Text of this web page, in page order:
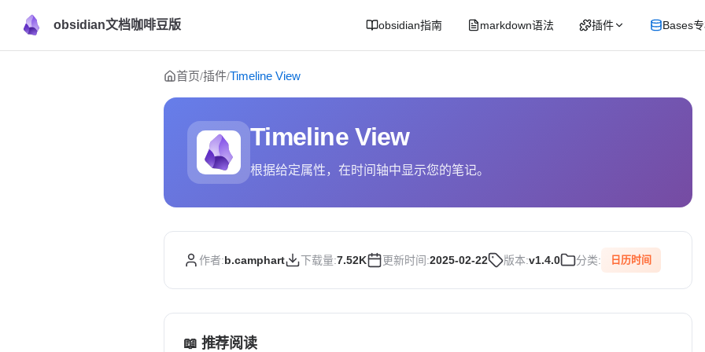
obsidian文档咖啡豆版 obsidian指南 markdown语法 插件 Bases
Skip to content
首页/插件/Timeline View
Timeline View
根据给定属性，在时间轴中显示您的笔记。
作者:b.camphart 下载量:7.52K 更新时间:2025-02-22 版本:v1.4.0 分类: 日历时间
📖 推荐阅读